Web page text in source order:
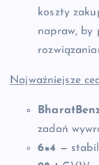
koszty
napraw, by
Najważniejsze
zadań
6×4 —